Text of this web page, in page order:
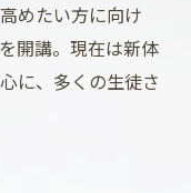
めたい方に向け
開講。現在は新体
に、多くの生徒さ